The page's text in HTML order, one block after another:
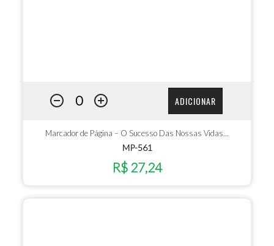
ADICIONAR
Marcador de Página – O Sucesso Das Nossas Vidas…
MP-561
R$ 27,24